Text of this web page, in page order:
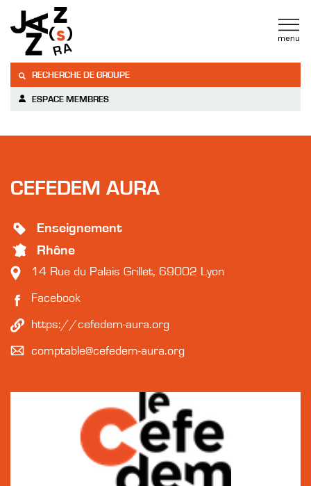
RECHERCHE DE GROUPE
ESPACE MEMBRES
CEFEDEM AURA
Enseignement
Rhône
14 Rue du Palais Grillet, 69002 Lyon
Facebook
https://cefedem-aura.org
comptable@cefedem-aura.org